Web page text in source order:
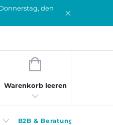
den
WARENKORB
Warenkorb leeren
B2B & Beratung